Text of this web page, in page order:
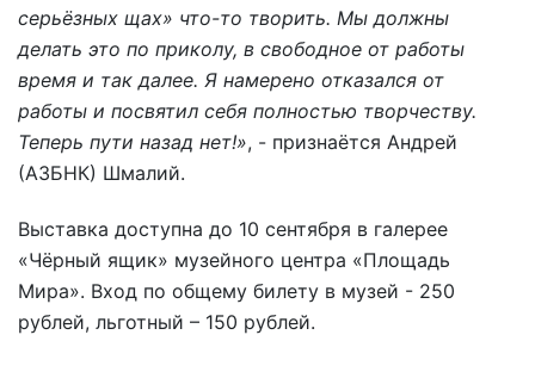
серьёзных щах» что-то творить. Мы должны
делать это по приколу, в свободное от работы
время и так далее. Я намерено отказался от
работы и посвятил себя полностью творчеству.
Теперь пути назад нет!», - признаётся Андрей
(АЗБНК) Шмалий.
Выставка доступна до 10 сентября в галерее
«Чёрный ящик» музейного центра «Площадь
Мира». Вход по общему билету в музей - 250
рублей, льготный – 150 рублей.